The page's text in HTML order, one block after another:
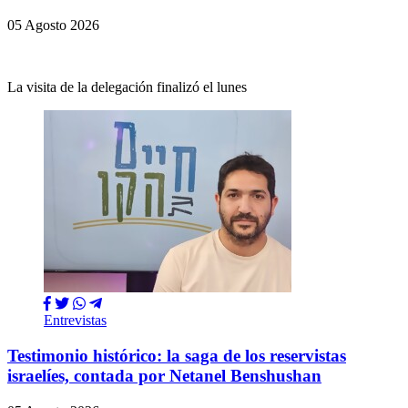
05 Agosto 2026
La visita de la delegación finalizó el lunes
Entrevistas
Testimonio histórico: la saga de los reservistas
israelíes, contada por Netanel Benshushan